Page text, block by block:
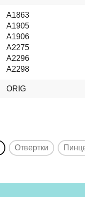
A1863
A1905
A1906
A2275
A2296
A2298
ORIG
Отвертки